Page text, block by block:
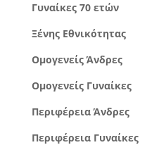
Γυναίκες 70 ετών
Ξένης Εθνικότητας
Ομογενείς Άνδρες
Ομογενείς Γυναίκες
Περιφέρεια Άνδρες
Περιφέρεια Γυναίκες